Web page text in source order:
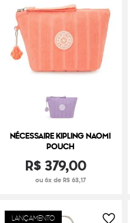
NÉCESSAIRE KIPLING NAOMI
POUCH
R$379,00
ou 6x de R$ 63,17
LANÇAMENTO